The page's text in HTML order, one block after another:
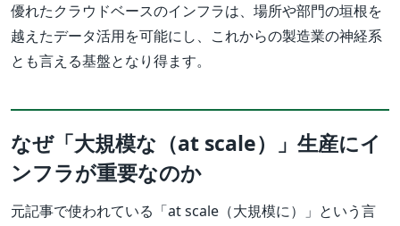
優れたクラウドベースのインフラは、場所や部門の垣根を
越えたデータ活用を可能にし、これからの製造業の神経系
とも言える基盤となり得ます。
なぜ「大規模な（at scale）」生産にイ
ンフラが重要なのか
元記事で使われている「at scale（大規模に）」という言